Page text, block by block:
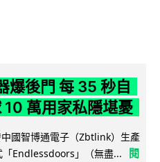
爆後門 每 35 秒自
萬用家私隱堪憂
國智博通電子（Zbtlink）生產
Endlessdoors」（無盡...
閱